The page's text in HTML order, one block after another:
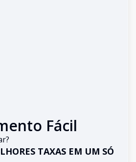
Fácil
TAXAS EM UM SÓ